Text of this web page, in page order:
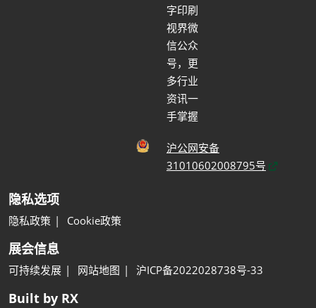
字印刷
视界微
信公众
号，更
多行业
资讯一
手掌握
沪公网安备
31010602008795号
隐私选项
隐私政策 Cookie政策
展会信息
可持续发展 网站地图 沪ICP备2022028738号-33
Built by RX